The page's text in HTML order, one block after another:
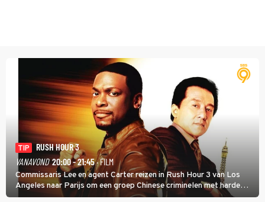
TIP
RUSH HOUR 3
VANAVOND 20:00 - 21:45· FILM
Commissaris Lee en agent Carter reizen in Rush Hour 3 van Los
Angeles naar Parijs om een groep Chinese criminelen met harde
hand aan te pakken.